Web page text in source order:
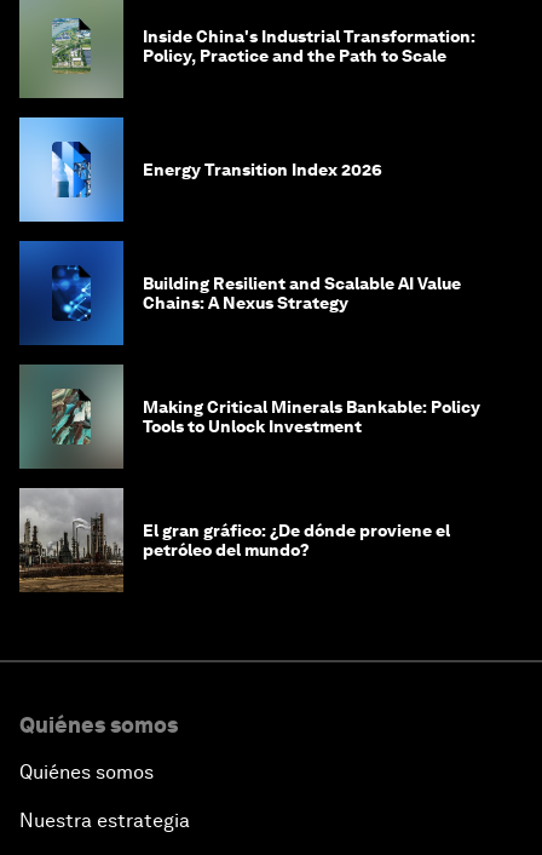
Inside China's Industrial Transformation:
Policy, Practice and the Path to Scale
Energy Transition Index 2026
Building Resilient and Scalable AI Value
Chains: A Nexus Strategy
Making Critical Minerals Bankable: Policy
Tools to Unlock Investment
El gran gráfico: ¿De dónde proviene el
petróleo del mundo?
Quiénes somos
Quiénes somos
Nuestra estrategia